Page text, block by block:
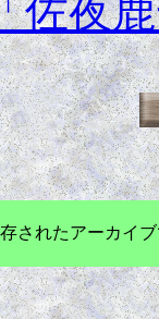
佐夜
されたアーカイ